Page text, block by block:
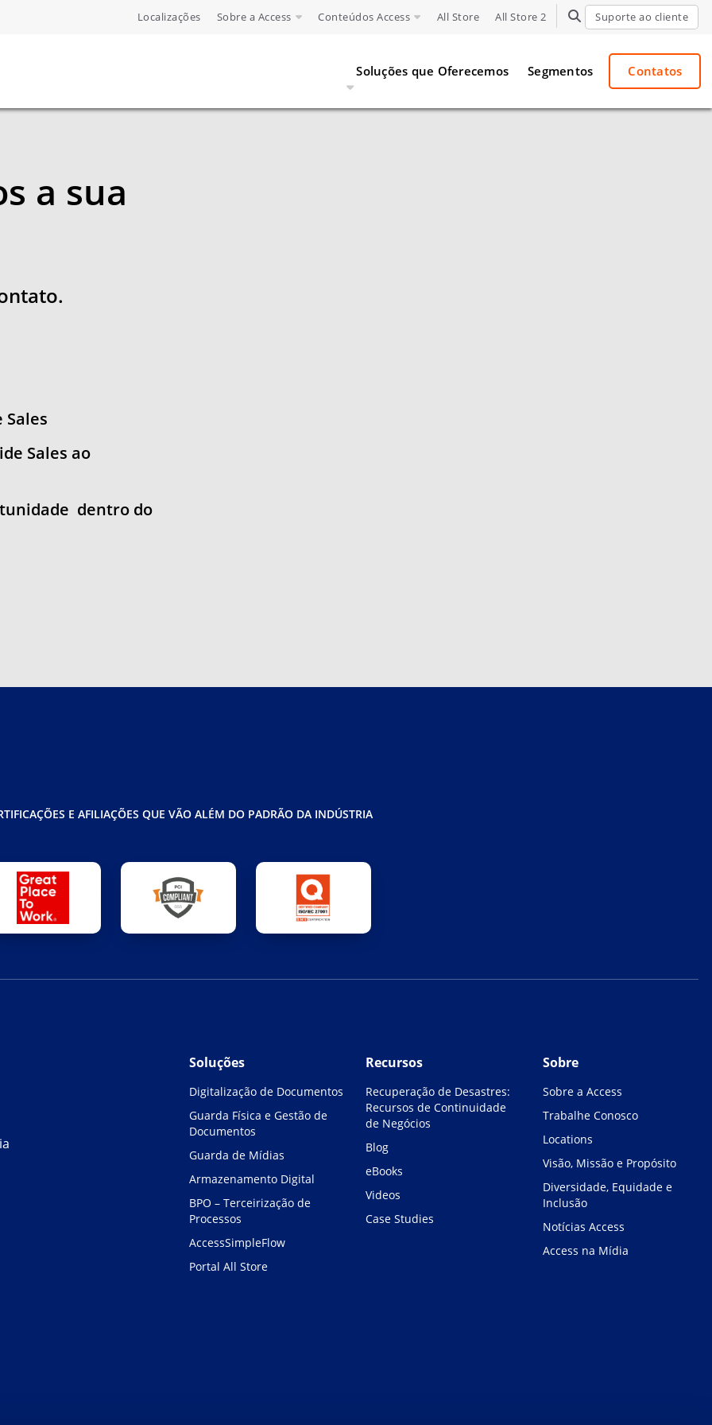
Localizações Sobre a Access Conteúdos Access All Store All Store 2 TOGGLE SEARCH
Suporte ao cliente
Soluções que Oferecemos Segmentos Contatos
a sua
Sales ao
dentro do
E AFILIAÇÕES QUE VÃO ALÉM DO PADRÃO DA INDÚSTRIA
Soluções
Digitalização de Documentos
Guarda Física e Gestão de
Documentos
Guarda de Mídias
Armazenamento Digital
BPO – Terceirização de
Processos
AccessSimpleFlow
Portal All Store
Recursos
Recuperação de Desastres:
Recursos de Continuidade
de Negócios
Blog
eBooks
Videos
Case Studies
Sobre
Sobre a Access
Trabalhe Conosco
Locations
Visão, Missão e Propósito
Diversidade, Equidade e
Inclusão
Notícias Access
Access na Mídia